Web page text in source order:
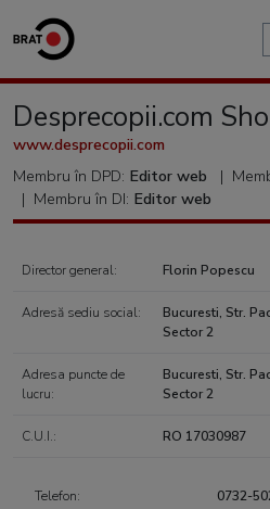
Desprecopii.com
www.desprecopii.com
Membru în DPD: Editor web |
| Membru în DI: Editor web
Director general: Florin Popescu
Adresă sediu social:
Bucuresti, Str.
Sector 2
Adresa puncte de
lucru:
Bucuresti, Str.
Sector 2
C.U.I.: RO 17030987
Telefon: 0732-